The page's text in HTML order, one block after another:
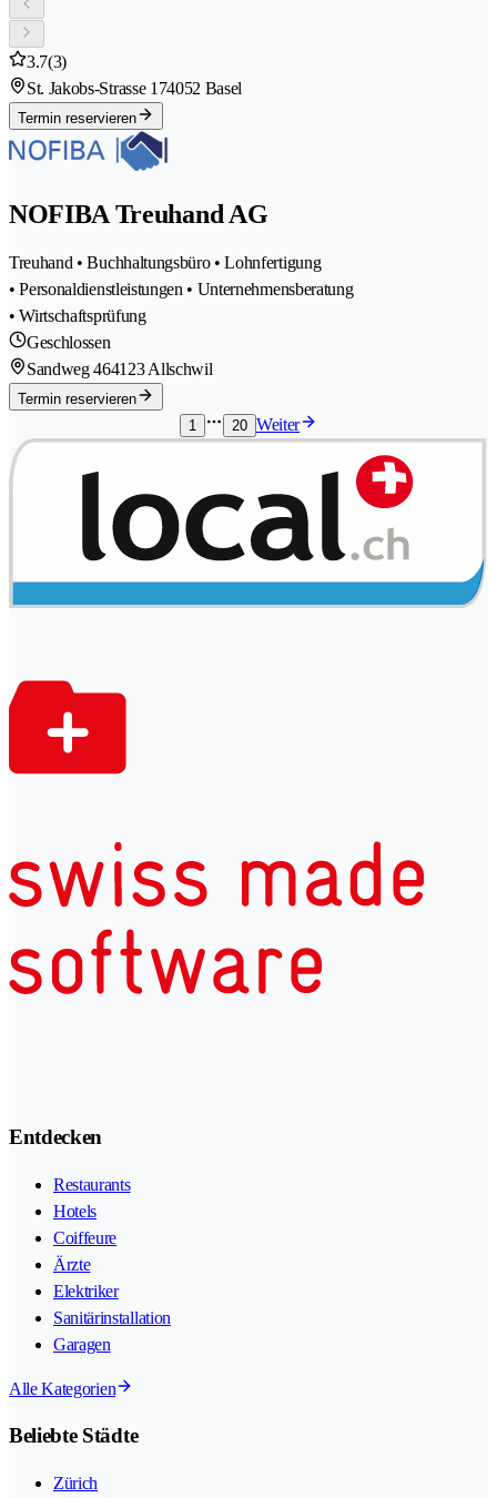
3.7(3)
St. Jakobs-Strasse 174052 Basel
Termin reservieren
NOFIBA Treuhand AG
Treuhand • Buchhaltungsbüro • Lohnfertigung
• Personaldienstleistungen • Unternehmensberatung
• Wirtschaftsprüfung
Geschlossen
Sandweg 464123 Allschwil
Termin reservieren
1
20 Weiter
Entdecken
Restaurants
Hotels
Coiffeure
Ärzte
Elektriker
Sanitärinstallation
Garagen
Alle Kategorien
Beliebte Städte
Zürich